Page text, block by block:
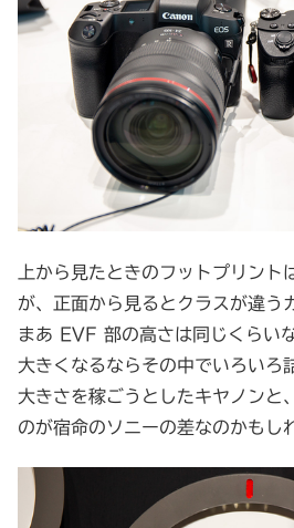
上から見たときのフットプリント
が、正面から見るとクラスが違う
まあ EVF 部の高さは同じくらい
大きくなるならその中でいろいろ
大きさを稼ごうとしたキヤノンと
のが宿命のソニーの差なのかもし